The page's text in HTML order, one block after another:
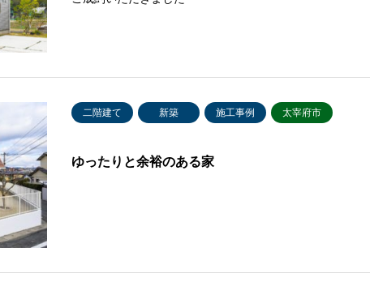
二階建て 新築 施工事例 太宰府市
ゆったりと余裕のある家